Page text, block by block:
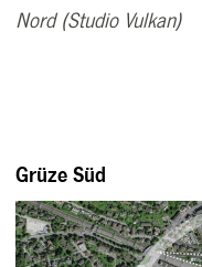
Nord (Studio Vulkan)
Grüze Süd